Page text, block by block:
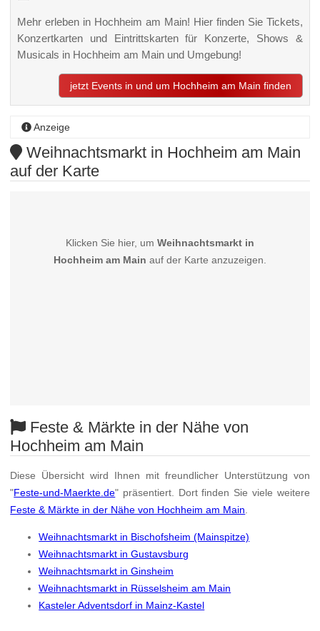
Mehr erleben in Hochheim am Main! Hier finden Sie Tickets,
Konzertkarten und Eintrittskarten für Konzerte, Shows &
Musicals in Hochheim am Main und Umgebung!
jetzt Events in und um Hochheim am Main finden
Anzeige
Weihnachtsmarkt in Hochheim am Main
auf der Karte
Klicken Sie hier, um Weihnachtsmarkt in
Hochheim am Main auf der Karte anzuzeigen.
Feste & Märkte in der Nähe von
Hochheim am Main
Diese Übersicht wird Ihnen mit freundlicher Unterstützung von
"Feste-und-Maerkte.de" präsentiert. Dort finden Sie viele weitere
Feste & Märkte in der Nähe von Hochheim am Main
Weihnachtsmarkt in Bischofsheim (Mainspitze)
Weihnachtsmarkt in Gustavsburg
Weihnachtsmarkt in Ginsheim
Weihnachtsmarkt in Rüsselsheim am Main
Kasteler Adventsdorf in Mainz-Kastel